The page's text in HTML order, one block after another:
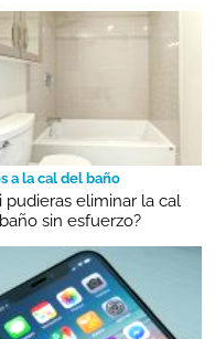
a la cal del baño
pudieras eliminar la cal
sin esfuerzo?